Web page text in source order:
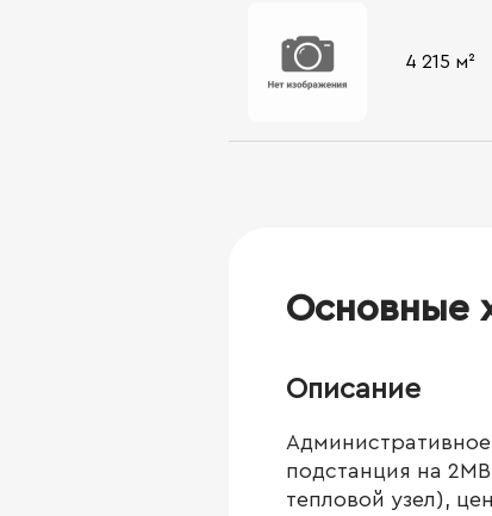
4 215 м²
Основные
Описание
подстанция на
тепловой узел),